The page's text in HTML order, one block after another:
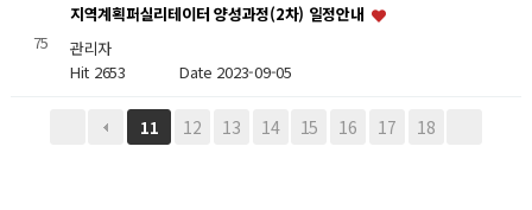
75
지역계획퍼실리테이터 양성과정(2차) 일정안내
관리자
Hit 2653 Date 2023-09-05
11 12 13 14 15 16 17 18